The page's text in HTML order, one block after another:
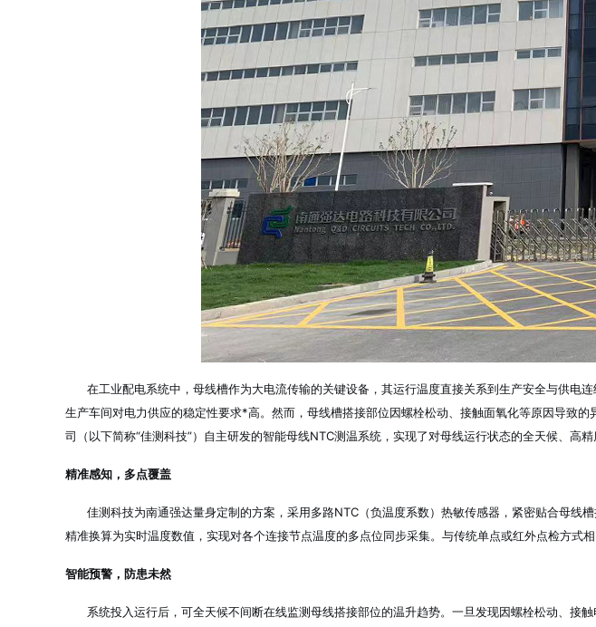
在工业配电系统中，母线槽作为大电流传输的关键设备，其运行温度直接关系到生产安全与供电
生产车间对电力供应的稳定性要求*高。然而，母线槽搭接部位因螺栓松动、接触面氧化等原因导致
司（以下简称“佳测科技”）自主研发的智能母线NTC测温系统，实现了对母线运行状态的全天候、高精
精准感知，多点覆盖
佳测科技为南通强达量身定制的方案，采用多路NTC（负温度系数）热敏传感器，紧密贴合母
精准换算为实时温度数值，实现对各个连接节点温度的多点位同步采集。与传统单点或红外点检方式
智能预警，防患未然
系统投入运行后，可全天候不间断在线监测母线搭接部位的温升趋势。一旦发现因螺栓松动、接